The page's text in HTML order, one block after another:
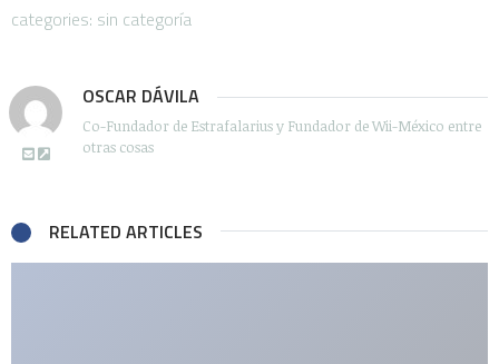
categories: sin categoría
OSCAR DÁVILA
Co-Fundador de Estrafalarius y Fundador de Wii-México entre
otras cosas
RELATED ARTICLES